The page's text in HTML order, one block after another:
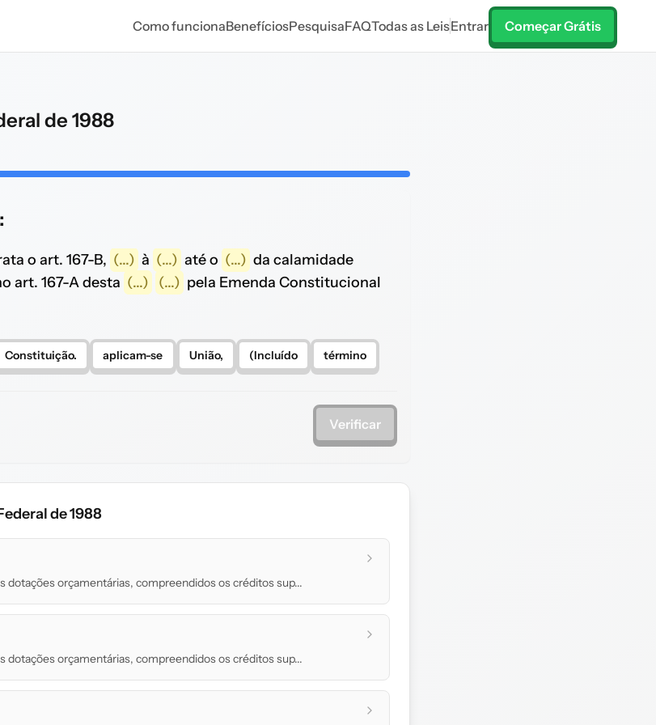
Como funcionaBenefíciosPesquisaFAQTodas as LeisEntrar Começar Grátis
de 1988
o art. 167-B, (...) à (...) até o (...) da calamidade
art. 167-A desta (...) (...) pela Emenda Constitucional
Constituição. aplicam-se União, (Incluído término
Verificar
de 1988
dotações orçamentárias, compreendidos os créditos sup...
dotações orçamentárias, compreendidos os créditos sup...